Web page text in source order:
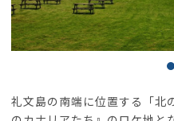
礼文島の南端に位置する「北